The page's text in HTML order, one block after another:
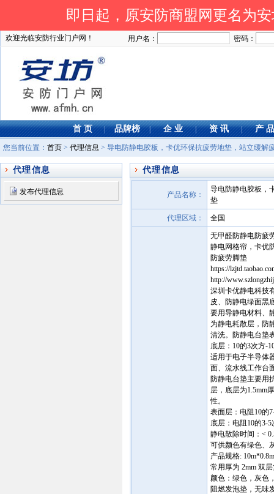
即日起，原安防商盟网更名
欢迎光临安防行业门户网！ 用户名： 密码：
首 页 | 品牌榜 | 企 业 | 资 讯 | 产 品
您当前位置： 首页 > 代理信息 > 导电防静电胶板，卡优环保抗疲劳地垫，站立缓解
代理信息
发布代理信息
代理信息
产品名称：
导电防静电胶板，
垫
代理区域： 全国
无甲醛防静电防疲
静电网格帘，卡优
防疲劳脚垫
https://
http://
深圳卡优静电科技
皮、防静电绿面黑
要用导静电材料、
为静电耗散层，防
清洗。防静电台垫
底层：10的3次方-
适用于电子半导体
面、流水线工作台
防静电台垫主要用
层，底层为1.5mm
性。
表面层：电阻10的
底层：电阻10的3-
静电散除时间：<
可供颜色有绿色、
产品规格:
常用厚为 2mm 双
颜色：绿色，灰色
阻燃发泡垫，无味